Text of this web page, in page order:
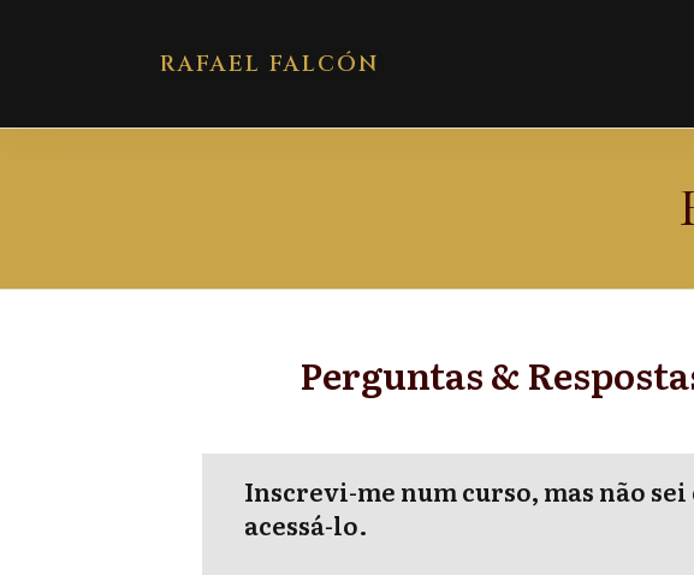
RAFAEL FALCÓN
Perguntas &
Inscrevi-me num curso, mas não sei
acessá-lo.